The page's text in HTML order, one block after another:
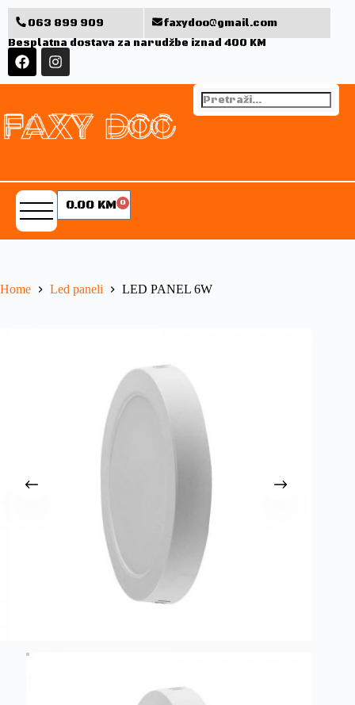
063 899 909
faxydoo@gmail.com
Besplatna dostava za narudžbe iznad 400 KM
0.00 KM 0
Home Led paneli LED PANEL 6W